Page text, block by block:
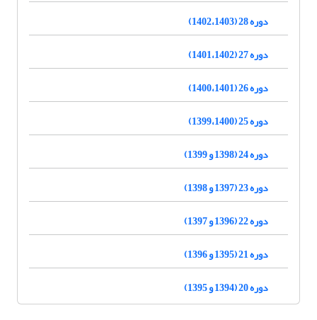
دوره 28 (1402،1403)
دوره 27 (1401،1402)
دوره 26 (1400،1401)
دوره 25 (1399،1400)
دوره 24 (1398 و 1399)
دوره 23 (1397 و 1398)
دوره 22 (1396 و 1397)
دوره 21 (1395 و 1396)
دوره 20 (1394 و 1395)